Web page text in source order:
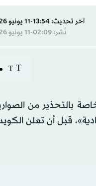
آخر تحديث: 13:54-11 يونيو 2026 م ـ 26 ذو الحِجّة 1447 هـ
نُشر: 02:09-11 يونيو 2026 م ـ 26 ذو الحِجّة 1447 هـ
T
T
بالتحذير من
قبل أن تعلن